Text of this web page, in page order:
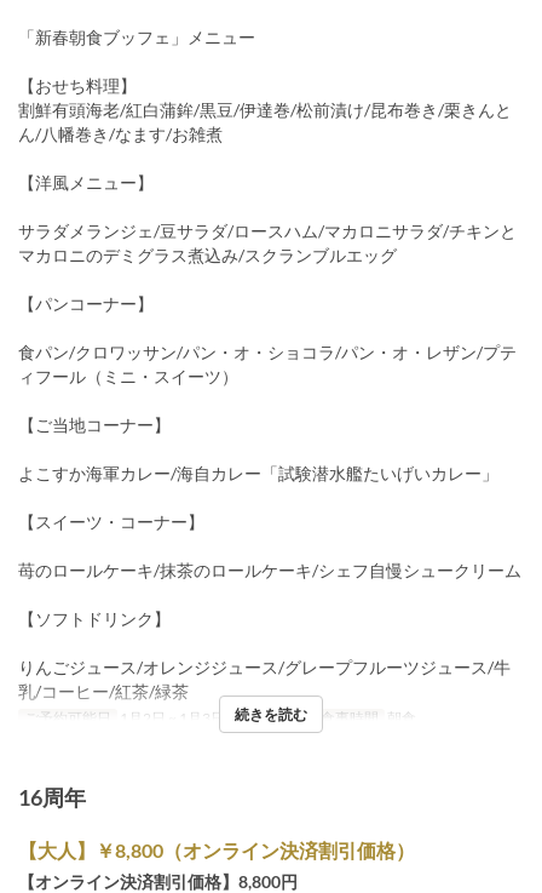
「新春朝食ブッフェ」メニュー
【おせち料理】
割鮮有頭海老/紅白蒲鉾/黒豆/伊達巻/松前漬け/昆布巻き/栗きんと
ん/八幡巻き/なます/お雑煮
【洋風メニュー】
サラダメランジェ/豆サラダ/ロースハム/マカロニサラダ/チキンと
マカロニのデミグラス煮込み/スクランブルエッグ
【パンコーナー】
食パン/クロワッサン/パン・オ・ショコラ/パン・オ・レザン/プテ
ィフール（ミニ・スイーツ）
【ご当地コーナー】
よこすか海軍カレー/海自カレー「試験潜水艦たいげいカレー」
【スイーツ・コーナー】
苺のロールケーキ/抹茶のロールケーキ/シェフ自慢シュークリーム
【ソフトドリンク】
りんごジュース/オレンジジュース/グレープフルーツジュース/牛
乳/コーヒー/紅茶/緑茶
ご予約可能日 1月2日 ~ 1月3日 曜日 金, 土 食事時間 朝食
続きを読む
16周年
【大人】￥8,800（オンライン決済割引価格）
【オンライン決済割引価格】8,800円